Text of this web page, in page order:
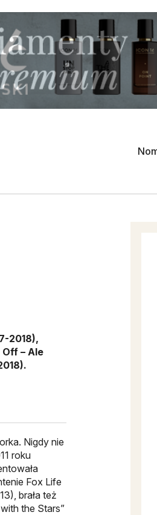
2018),
– Ale
Nigdy nie
roku
Fox Life
brała też
the Stars”